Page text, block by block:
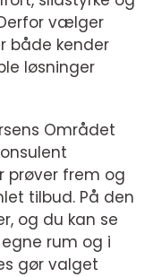
vælger
både kender
løsninger
Området
prøver frem og
tilbud. På den
og du kan se
rum og i
gør valget